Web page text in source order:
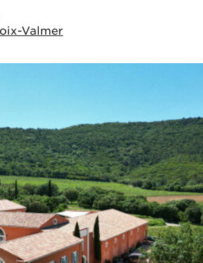
Valmer